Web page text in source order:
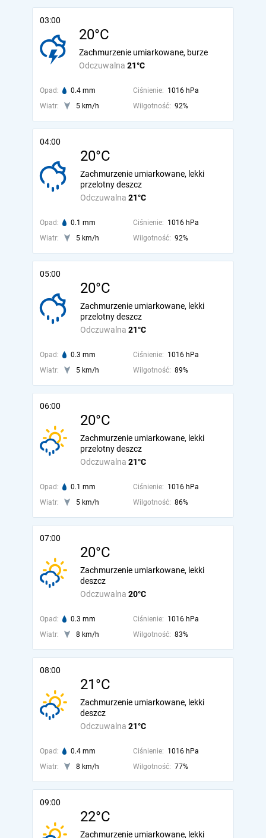
03:00
20°C
Odczuwalna 21°C
Zachmurzenie umiarkowane, burze
Opad: 0.4 mm Ciśnienie: 1016 hPa
Wiatr:
5 km/h Wilgotność: 92%
04:00
20°C
Odczuwalna 21°C
Zachmurzenie umiarkowane, lekki
przelotny deszcz
Opad: 0.1 mm Ciśnienie: 1016 hPa
Wiatr:
5 km/h Wilgotność: 92%
05:00
20°C
Odczuwalna 21°C
Zachmurzenie umiarkowane, lekki
przelotny deszcz
Opad: 0.3 mm Ciśnienie: 1016 hPa
Wiatr:
5 km/h Wilgotność: 89%
06:00
20°C
Odczuwalna 21°C
Zachmurzenie umiarkowane, lekki
przelotny deszcz
Opad: 0.1 mm Ciśnienie: 1016 hPa
Wiatr:
5 km/h Wilgotność: 86%
07:00
20°C
Odczuwalna 20°C
Zachmurzenie umiarkowane, lekki
deszcz
Opad: 0.3 mm Ciśnienie: 1016 hPa
Wiatr:
8 km/h Wilgotność: 83%
08:00
21°C
Odczuwalna 21°C
Zachmurzenie umiarkowane, lekki
deszcz
Opad: 0.4 mm Ciśnienie: 1016 hPa
Wiatr:
8 km/h Wilgotność: 77%
09:00
22°C
Zachmurzenie umiarkowane, lekki